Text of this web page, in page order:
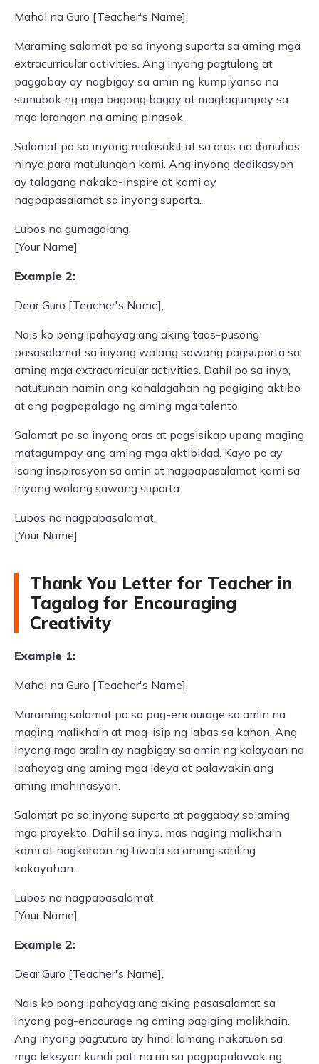
Mahal na Guro [Teacher's Name],
Maraming salamat po sa inyong suporta sa aming mga
extracurricular activities. Ang inyong pagtulong at
paggabay ay nagbigay sa amin ng kumpiyansa na
sumubok ng mga bagong bagay at magtagumpay sa
mga larangan na aming pinasok.
Salamat po sa inyong malasakit at sa oras na ibinuhos
ninyo para matulungan kami. Ang inyong dedikasyon
ay talagang nakaka-inspire at kami ay
nagpapasalamat sa inyong suporta.
Lubos na gumagalang,
[Your Name]
Example 2:
Dear Guro [Teacher's Name],
Nais ko pong ipahayag ang aking taos-pusong
pasasalamat sa inyong walang sawang pagsuporta sa
aming mga extracurricular activities. Dahil po sa inyo,
natutunan namin ang kahalagahan ng pagiging aktibo
at ang pagpapalago ng aming mga talento.
Salamat po sa inyong oras at pagsisikap upang maging
matagumpay ang aming mga aktibidad. Kayo po ay
isang inspirasyon sa amin at nagpapasalamat kami sa
inyong walang sawang suporta.
Lubos na nagpapasalamat,
[Your Name]
Thank You Letter for Teacher in
Tagalog for Encouraging
Creativity
Example 1:
Mahal na Guro [Teacher's Name],
Maraming salamat po sa pag-encourage sa amin na
maging malikhain at mag-isip ng labas sa kahon. Ang
inyong mga aralin ay nagbigay sa amin ng kalayaan na
ipahayag ang aming mga ideya at palawakin ang
aming imahinasyon.
Salamat po sa inyong suporta at paggabay sa aming
mga proyekto. Dahil sa inyo, mas naging malikhain
kami at nagkaroon ng tiwala sa aming sariling
kakayahan.
Lubos na nagpapasalamat,
[Your Name]
Example 2:
Dear Guro [Teacher's Name],
Nais ko pong ipahayag ang aking pasasalamat sa
inyong pag-encourage ng aming pagiging malikhain.
Ang inyong pagtuturo ay hindi lamang nakatuon sa
mga leksyon kundi pati na rin sa pagpapalawak ng